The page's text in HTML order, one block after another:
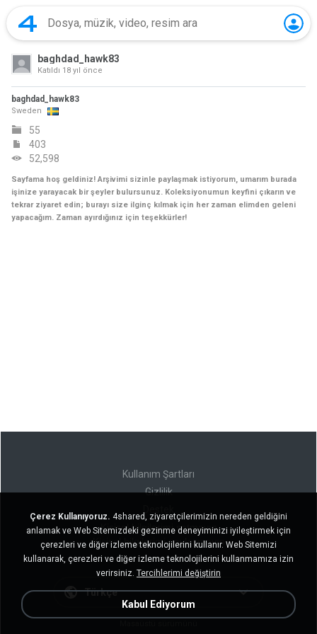
baghdad_hawk83
Katıldı 18 yıl önce
baghdad_hawk83
Sweden
55
403
52,598
Sayfama hoş geldiniz! Arşivimi sizinle paylaşmak istiyorum, umarım burada
işinize yarayacak bir şeyler bulursunuz. Koleksiyonumun keyfini çıkarın ve
tekrar ziyaret edin; burayı size ilginç kılmak için her zaman elimden geleni
yapacağım. Zaman ayırdığınız için teşekkürler!
Kullanım Şartları
Gizlilik
Kişisel bilgilerimi satmayın
Kişisel bilgilerimi paylaşmayın
Türkçe
Çerez Kullanıyoruz. 4shared, ziyaretçilerimizin nereden geldiğini
anlamak ve Web Sitemizdeki gezinme deneyiminizi iyileştirmek için
çerezleri ve diğer izleme teknolojilerini kullanır. Web Sitemizi
kullanarak, çerezleri ve diğer izleme teknolojilerini kullanmamıza izin
verirsiniz. Tercihlerimi değiştirin
Kabul Ediyorum